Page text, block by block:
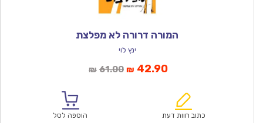
המורה דרורה לא מפלצת
ינץ לוי
₪ 61.00המחיר
₪61.00.
₪ 42.90המחיר
הוא:
כתוב חוות דעת הוספה לסל